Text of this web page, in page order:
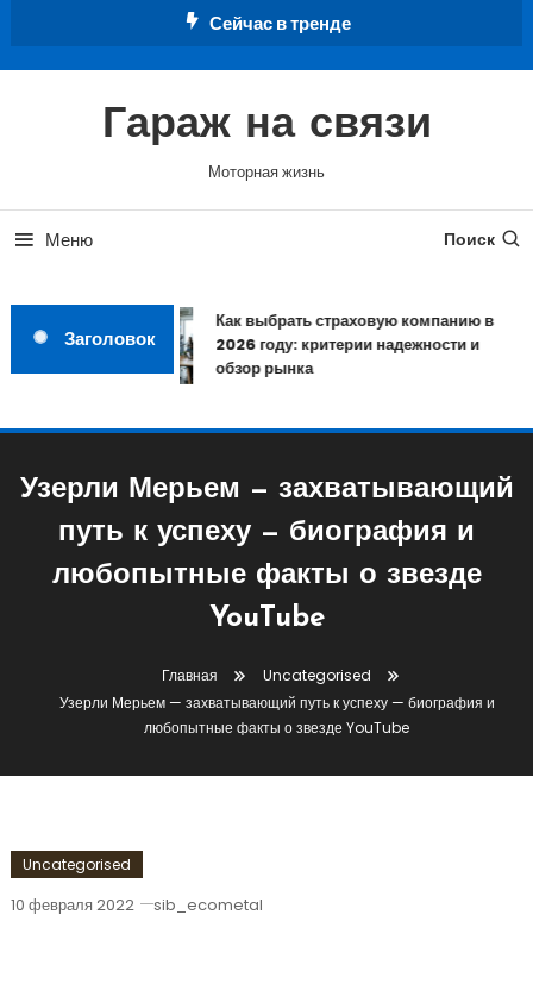
Сейчас в тренде
Гараж на связи
Моторная жизнь
Меню Поиск
Заголовок
Как выбрать страховую компанию в
2026 году: критерии надежности и
обзор рынка
Узерли Мерьем — захватывающий
путь к успеху — биография и
любопытные факты о звезде
YouTube
Главная
Uncategorised
Узерли Мерьем — захватывающий путь к успеху — биография и
любопытные факты о звезде YouTube
Uncategorised
10 февраля 2022 sib_ecometal